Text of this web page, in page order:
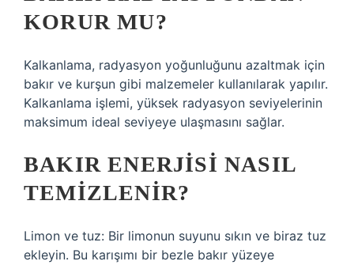
KORUR MU?
Kalkanlama, radyasyon yoğunluğunu azaltmak için
bakır ve kurşun gibi malzemeler kullanılarak yapılır.
Kalkanlama işlemi, yüksek radyasyon seviyelerinin
maksimum ideal seviyeye ulaşmasını sağlar.
BAKIR ENERJISI NASIL
TEMIZLENIR?
Limon ve tuz: Bir limonun suyunu sıkın ve biraz tuz
ekleyin. Bu karışımı bir bezle bakır yüzeye